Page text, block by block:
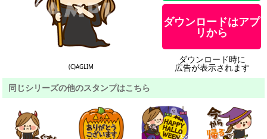
(C)AGLIM
ダウンロードはアプ
リから
ダウンロード時に
広告が表示されます
同じシリーズの他のスタンプはこちら